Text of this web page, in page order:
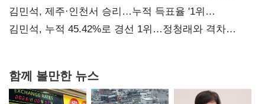
때리기
김민석, 제주·인천서 승리…누적 득표율 '1위
탈환'(종합)
김민석, 누적 45.42%로 경선 1위…정청래와 격차
함께 볼만한 뉴스